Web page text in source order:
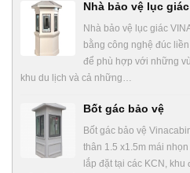
Nhà bảo vệ lục
Nhà bảo vệ lục giác
bằng công nghệ đúc
để phù hợp với những
khu du lịch và cả những…
Bốt gác bảo vệ
Bốt gác bảo vệ
thân 1.5 x1.5m mái
lắp đặt tại các KCN, khu